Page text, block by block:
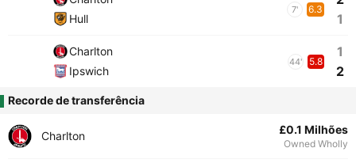
Hull
7' 6.3
1
Charlton
Ipswich
44' 5.8
1
2
Recorde de transferência
Charlton £0.1 Milhões
Owned Wholly